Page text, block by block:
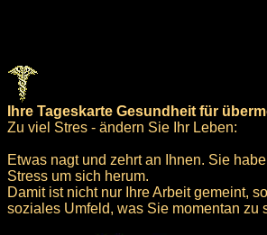
Ihre Tageskarte Gesundheit für
Zu viel Stres - ändern Sie Ihr Leben:
Etwas nagt und zehrt an Ihnen. Sie
Stress um sich herum.
Damit ist nicht nur Ihre Arbeit gemeint,
soziales Umfeld, was Sie momentan zu